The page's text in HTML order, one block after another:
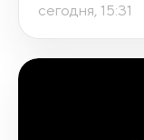
сегодня, 15:31